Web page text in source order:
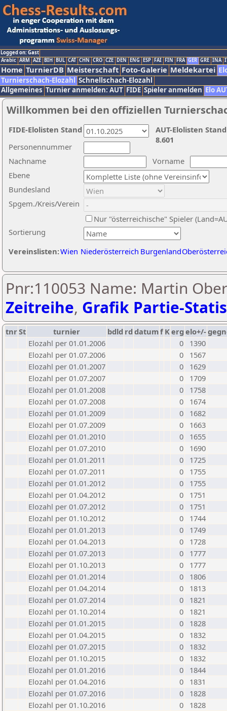
Logged on: Gast
Arabic ARM AZE BIH BUL CAT CHN CRO CZE DEN ENG ESP FAI FIN FRA GER GRE INA
Home TurnierDB Meisterschaft Foto-Galerie Meldekartei
Turnierschach-Elozahl Schnellschach-Elozahl
Allgemeines Turnier anmelden: AUT FIDE Spieler anmelden Elo
Willkommen bei den offiziellen
Nachname
Vorname
Ebene
Sortierung
Personennummer
Bundesland
Spgem./Kreis/Verein
Nur "österreichische" Spieler
Vereinslisten:Wien Niederösterreich Burgenland
AUT-Elolisten
8.601
FIDE-Elolisten Stand
Pnr:110053 Name: Martin
Zeitreihe, Grafik Partie-
tnrSt turnier bdld rd datumf Kerg elo+/-
Elozahl per 01.01.2006
0
1390
Elozahl per 01.07.2006
0
1567
Elozahl per 01.01.2007
0
1629
Elozahl per 01.07.2007
0
1709
Elozahl per 01.01.2008
0
1758
Elozahl per 01.07.2008
0
1674
Elozahl per 01.01.2009
0
1682
Elozahl per 01.07.2009
0
1663
Elozahl per 01.01.2010
0
1655
Elozahl per 01.07.2010
0
1690
Elozahl per 01.01.2011
0
1725
Elozahl per 01.07.2011
0
1755
Elozahl per 01.01.2012
0
1755
Elozahl per 01.04.2012
0
1751
Elozahl per 01.07.2012
0
1751
Elozahl per 01.10.2012
0
1744
Elozahl per 01.01.2013
0
1749
Elozahl per 01.04.2013
0
1728
Elozahl per 01.07.2013
0
1777
Elozahl per 01.10.2013
0
1777
Elozahl per 01.01.2014
0
1806
Elozahl per 01.04.2014
0
1813
Elozahl per 01.07.2014
0
1821
Elozahl per 01.10.2014
0
1821
Elozahl per 01.01.2015
0
1828
Elozahl per 01.04.2015
0
1832
Elozahl per 01.07.2015
0
1832
Elozahl per 01.10.2015
0
1832
Elozahl per 01.01.2016
0
1844
Elozahl per 01.04.2016
0
1831
Elozahl per 01.07.2016
0
1828
Elozahl per 01.10.2016
0
1828